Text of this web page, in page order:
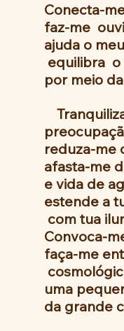
Conecta-
faz-me
ajuda o
equilibra
por meio
Tranquiliza-me de  qualquer
reduza-me
afasta-me
e vida de
estende a
com tua
Convoca-
faça-me
uma
da grande